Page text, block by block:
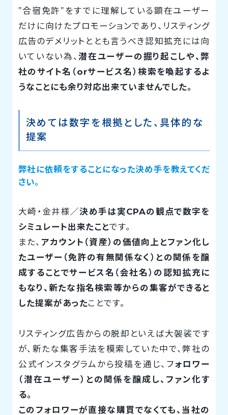
”合宿免許”をすでに理解している顕在ユーザー
だけに向けたプロモーションであり、リスティング
広告のデメリットととも言うべき認知拡充には向
いていない為、潜在ユーザーの掘り起こしや、弊
社のサイト名（orサービス名）検索を喚起するよ
うなことにも余り対応出来ていませんでした。
決めては数字を根拠とした、具体的な
提案
弊社に依頼をすることになった決め手を教えてくだ
さい。
大崎・金井様／決め手は実CPAの観点で数字を
シミュレート出来たことです。
また、 アカウント（資産）の価値向上とファン化し
たユーザー（免許の有無関係なく）との関係を醸
成することでサービス名（会社名）の認知拡充に
もなり、新たな指名検索等からの集客ができると
した提案があったことです。
リスティング広告からの脱却といえば大袈裟です
が、新たな集客手法を模索していた中で、弊社の
公式インスタグラムから投稿を通じ、フォロワー
（潜在ユーザー）との関係を醸成し、ファン化す
る。
このフォロワーが直接な購買でなくても、当社の